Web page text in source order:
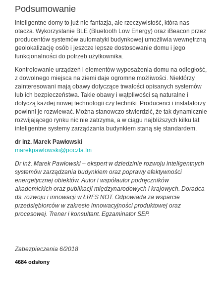
Podsumowanie
Inteligentne domy to już nie fantazja, ale rzeczywistość, która nas
otacza. Wykorzystanie BLE (Bluetooth Low Energy) oraz iBeacon przez
producentów systemów automatyki budynkowej umożliwia wewnętrzną
geolokalizację osób i jeszcze lepsze dostosowanie domu i jego
funkcjonalności do potrzeb użytkownika.
Kontrolowanie urządzeń i elementów wyposażenia domu na odległość,
z dowolnego miejsca na ziemi daje ogromne możliwości. Niektórzy
zainteresowani mają obawy dotyczące trwałości opisanych systemów
lub ich bezpieczeństwa. Takie obawy i wątpliwości są naturalne i
dotyczą każdej nowej technologii czy techniki. Producenci i instalatorzy
powinni je rozwiewać. Można stanowczo stwierdzić, że tak dynamicznie
rozwijającego rynku nic nie zatrzyma, a w ciągu najbliższych kilku lat
inteligentne systemy zarządzania budynkiem staną się standardem.
dr inż. Marek Pawłowski
marekpawlowski@poczta.fm
Dr inż. Marek Pawłowski – ekspert w dziedzinie rozwoju inteligentnych
systemów zarządzania budynkiem oraz poprawy efektywności
energetycznej obiektów. Autor i współautor podręczników
akademickich oraz publikacji międzynarodowych i krajowych. Doradca
ds. rozwoju i innowacji w ŁRFS NOT. Odpowiada za wsparcie
przedsiębiorców w zakresie innowacyjności produktowej oraz
procesowej. Trener i konsultant. Egzaminator SEP.
Zabezpieczenia 6/2018
4684 odsłony